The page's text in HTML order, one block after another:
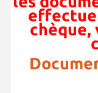
chèque,